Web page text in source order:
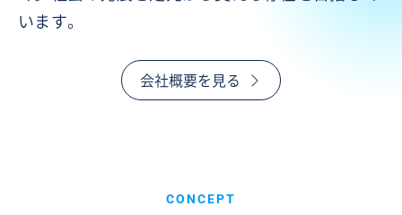
います。
会社概要を見る
CONCEPT